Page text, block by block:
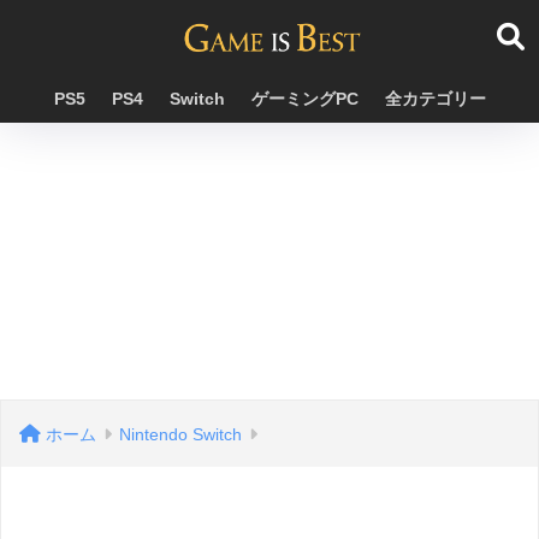
PS5 PS4 Switch ゲーミングPC 全カテゴリー
ホーム Nintendo Switch